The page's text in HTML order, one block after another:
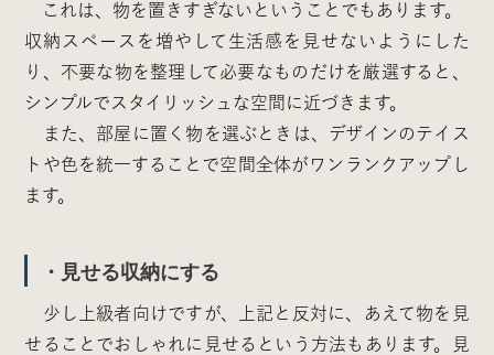
これは、物を置きすぎないということでもあります。
収納スペースを増やして生活感を見せないようにした
り、不要な物を整理して必要なものだけを厳選すると、
シンプルでスタイリッシュな空間に近づきます。
また、部屋に置く物を選ぶときは、デザインのテイス
トや色を統一することで空間全体がワンランクアップし
ます。
・見せる収納にする
少し上級者向けですが、上記と反対に、あえて物を見
せることでおしゃれに見せるという方法もあります。見